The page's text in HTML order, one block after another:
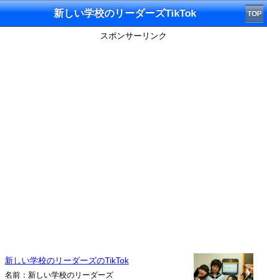
新しい学校のリーダーズTikTok TOP
スポンサーリンク
新しい学校のリーダーズのTikTok
名前：新しい学校のリーダーズ